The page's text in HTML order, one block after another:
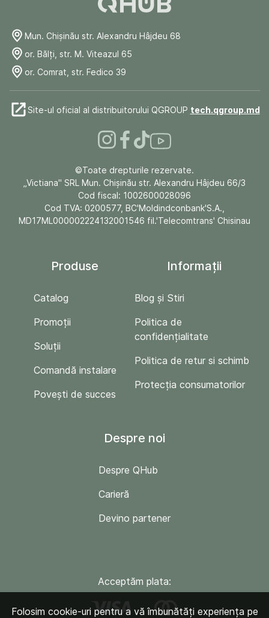
Mun. Chişinău str. Alexandru Hâjdeu 68
or. Bălți, str. M. Viteazul 65
or. Comrat, str. Fedico 39
Site-ul oficial al distribuitorului QGROUP tech.qgroup.md
©Toate drepturile rezervate.
„Victiana" SRL Mun. Chişinău str. Alexandru Hâjdeu 66/3
Cod fiscal: 1002600028096
Cod TVA: 0200577, BC'Moldindconbank'S.A.,
MD17ML000002224132001546 fil.'Telecomtrans' Chisinau
Produse
Catalog
Promoții
Soluții
Comandă instalare
Povești de succes
Informații
Blog și Stiri
Politica de
confidențialitate
Politica de retur si schimb
Protecția consumatorilor
Despre noi
Despre QHub
Carieră
Devino partener
Acceptăm plata:
Folosim cookie-uri pentru a vă îmbunătăți experiența pe